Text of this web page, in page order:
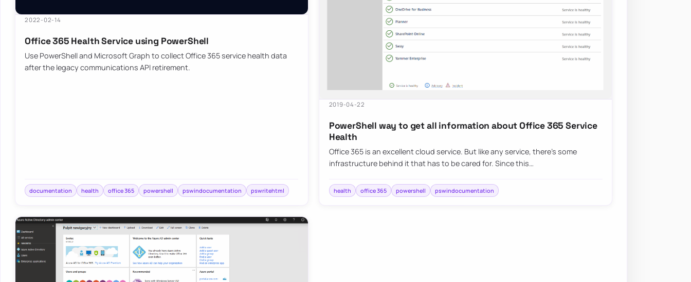
2022-02-14
Office 365 Health Service using PowerShell
Use PowerShell and Microsoft Graph to collect Office 365 service health data
after the legacy communications API retirement.
documentation health office 365 powershell pswindocumentation pswritehtml
2019-04-22
PowerShell way to get all information about Office 365 Service
Health
Office 365 is an excellent cloud service. But like any service, there’s some
infrastructure behind it that has to be cared for. Since this…
health office 365 powershell pswindocumentation